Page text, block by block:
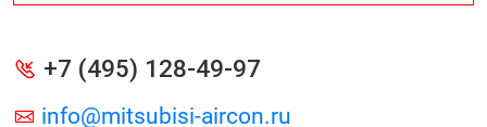
+7 (495) 128-49-97
info@mitsubisi-aircon.ru